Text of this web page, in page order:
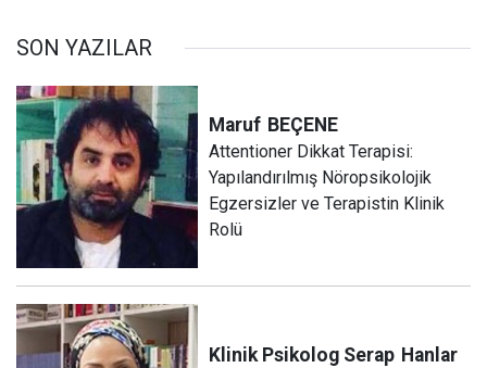
SON YAZILAR
Maruf BEÇENE
Attentioner Dikkat Terapisi:
Yapılandırılmış Nöropsikolojik
Egzersizler ve Terapistin Klinik
Rolü
Klinik Psikolog Serap Hanlar